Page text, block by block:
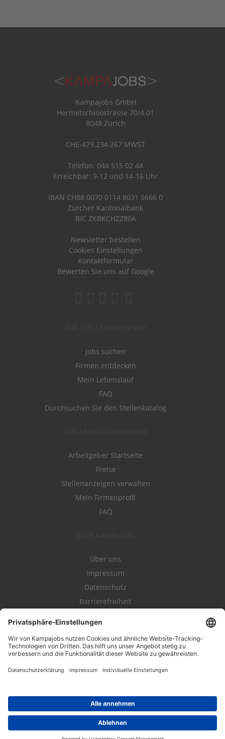
Kampajobs GmbH
Hermetschloostrasse 70/4.01
8048 Zürich
CHE-479.234.267 MWST
Telefon: 044 515 02 44
Erreichbar: 9-12 und 14-16 Uhr
IBAN CH88 0070 0114 8031 5666 0
Zürcher Kantonalbank
BIC ZKBKCHZZ80A
Newsletter bestellen
Cookies Einstellungen
Kontaktformular
Bewerten Sie uns auf Google
Jobs suchen
Firmen entdecken
Mein Lebenslauf
FAQ
Durchsuchen Sie den Stellenkatalog
Arbeitgeber Startseite
Preise
Stellenanzeigen verwalten
Mein Firmenprofil
FAQ
Über uns
Impressum
Datenschutz
Barrierefreiheit
Campajobs Romandie
Kampahire
Kampagnenforum
LeadNow
© 2004-2019 Kampajobs GmbH. Alle Rechte vorbehalten